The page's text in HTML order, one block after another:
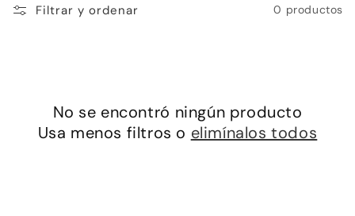
e
Filtrar y ordenar 0 productos
No se encontró ningún producto
Usa menos filtros o elimínalos todos